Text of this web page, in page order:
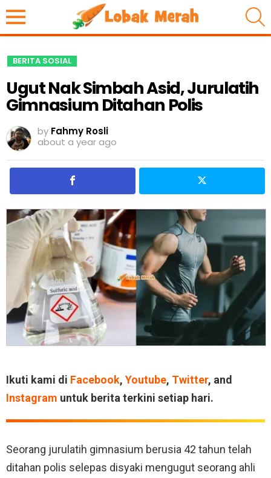
BERITA SOSIAL
Ugut Nak Simbah Asid, Jurulatih
Gimnasium Ditahan Polis
by Fahmy Rosli
about a year ago
Ikuti kami di Facebook, Youtube, Twitter, and
Instagram untuk berita terkini setiap hari.
Seorang jurulatih gimnasium berusia 42 tahun telah
ditahan polis selepas disyaki mengugut seorang ahli